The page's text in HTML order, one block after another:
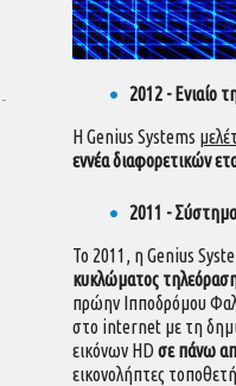
2012 - Ενιαίο
Η Genius Systems
εννέα διαφορετικών
2011 -
Το 2011, η Genius
κυκλώματος
πρώην Ιπποδρόμου
στο internet με τη
εικόνων HD σε πάνω
εικονολήπτες